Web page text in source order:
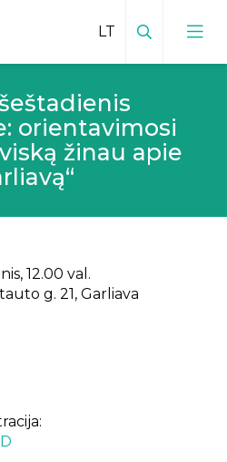
kontaktai
planai
padaliniuose
spaudoje
kraštotyros katalogas
virtualios parodos
planas
orientavimosi
žinau apie
12.00 val.
g. 21, Garliava